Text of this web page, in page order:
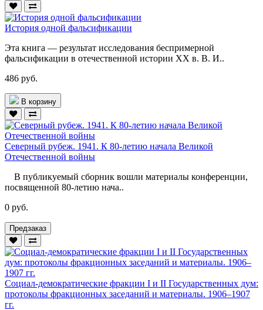
История одной фальсификации
Эта книга — результат исследования беспримерной
фальсификации в отечественной истории XX в. В. И..
486 руб.
В корзину
Северный рубеж. 1941. К 80-летию начала Великой
Отечественной войны
В публикуемый сборник вошли материалы конференции,
посвященной 80-летию нача..
0 руб.
Предзаказ
Социал-демократические фракции I и II Государственных дум:
протоколы фракционных заседаний и материалы. 1906–1907
гг.